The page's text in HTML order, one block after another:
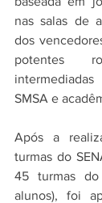
nas salas de
dos
potentes
SMSA e
Após a
turmas do
45 turmas do
alunos), foi